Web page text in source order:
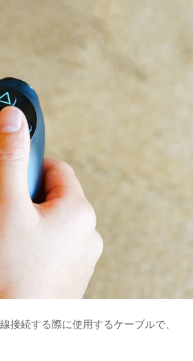
接続する際に使用するケーブルで、